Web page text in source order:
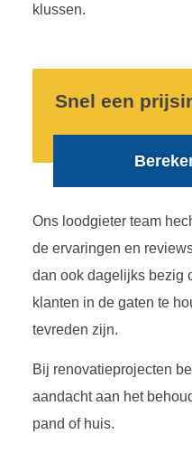
klussen.
Snel een
Ons loodgieter team
de ervaringen en
dan ook dagelijks bezig
klanten in de gaten te
tevreden zijn.
Bij renovatieprojecten
aandacht aan het
pand of huis.